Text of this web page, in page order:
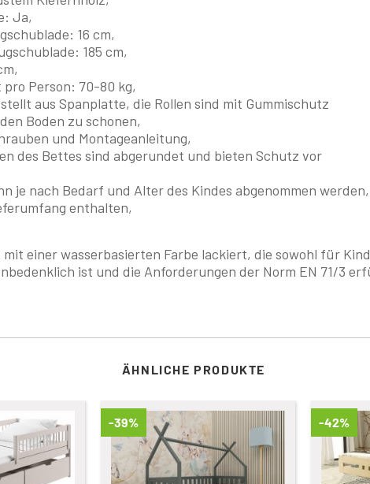
Ja,
16 cm,
185 cm,
pro Person: 70-80 kg,
aus Spanplatte, die Rollen sind mit Gummischutz
Boden zu schonen,
und Montageanleitung,
des Bettes sind abgerundet und bieten Schutz vor
je nach Bedarf und Alter des Kindes abgenommen werden,
enthalten,
einer wasserbasierten Farbe lackiert, die sowohl für
ist und die Anforderungen der Norm EN 71/3
ÄHNLICHE PRODUKTE
-39% -42%